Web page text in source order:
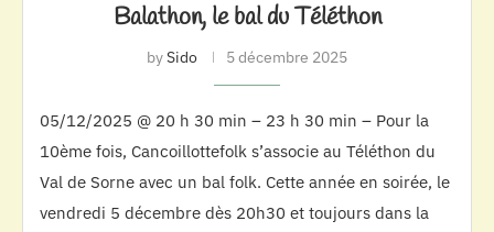
Balathon, le bal du Téléthon
bySido 5 décembre 2025
05/12/2025 @ 20 h 30 min – 23 h 30 min – Pour la
10ème fois, Cancoillottefolk s’associe au Téléthon du
Val de Sorne avec un bal folk. Cette année en soirée, le
vendredi 5 décembre dès 20h30 et toujours dans la